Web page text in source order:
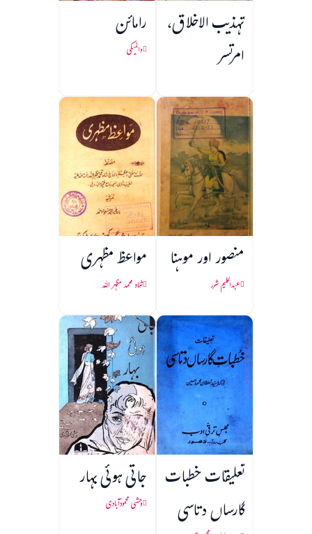
تہذیب الاخلاق،
امرتسر
رامائن
والمیکی
منصور اور موہنا
عبدالحلیم شرر
مواعظ مظہری
شاہ محمد مظہر اللہ
تعلیقات خطبات
گارساں دتاسی
جاتی ہوئی بہار
وحشی محمودآبادی